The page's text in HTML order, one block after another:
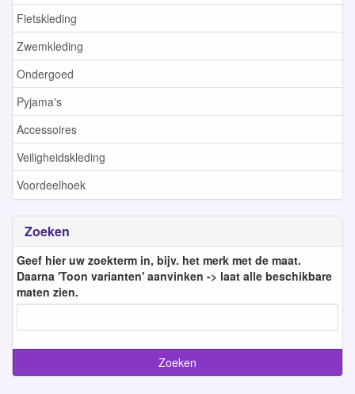
Fietskleding
Zwemkleding
Ondergoed
Pyjama's
Accessoires
Veiligheidskleding
Voordeelhoek
Zoeken
Geef hier uw zoekterm in, bijv. het merk met de maat.
Daarna 'Toon varianten' aanvinken -> laat alle beschikbare
maten zien.